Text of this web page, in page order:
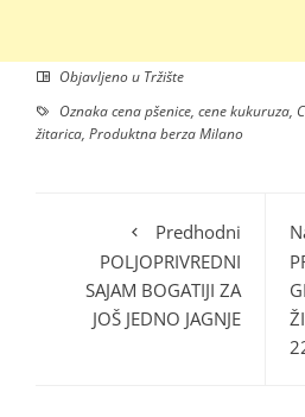
Objavljeno u Tržište
Oznakacena pšenice, cene kukuruza,
žitarica, Produktna berza Milano
Predhodni
POLJOPRIVREDNI
SAJAM BOGATIJI ZA
JOŠ JEDNO JAGNJE